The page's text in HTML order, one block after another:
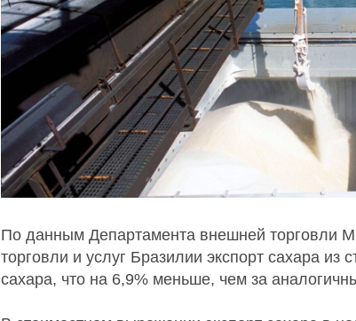
По данным Департамента внешней торговли
торговли и услуг Бразилии экспорт сахара из
сахара, что на 6,9% меньше, чем за